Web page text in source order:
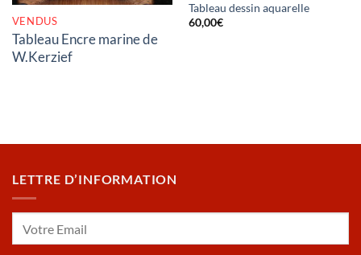
VENDUS
Tableau Encre marine de
W.Kerzief
Tableau dessin aquarelle
60,00€
LETTRE D’INFORMATION